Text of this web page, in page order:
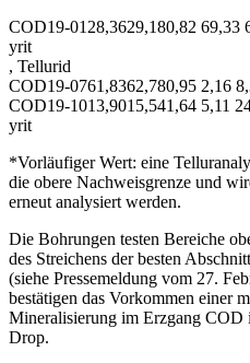
COD19-0128,3629,180,82 69,33
yrit
, Tellurid
COD19-0761,8362,780,95 2,16
COD19-1013,9015,541,64 5,11
yrit
*Vorläufiger Wert: eine
die obere Nachweisgrenze und
erneut analysiert werden.
Die Bohrungen testen Bereiche
des Streichens der besten
(siehe Pressemeldung vom 27.
bestätigen das Vorkommen einer
Mineralisierung im Erzgang COD
Drop.